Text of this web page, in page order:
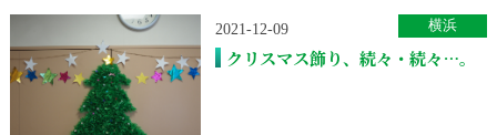
2021-12-09
クリスマス飾り、続々・続々…。
横浜